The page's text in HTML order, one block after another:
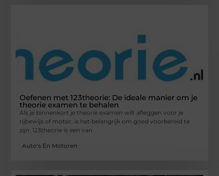
Oefenen met 123theorie: De ideale manier om je
theorie examen te behalen
Als je binnenkort je theorie examen wilt afleggen voor je
rijbewijs of motor, is het belangrijk om goed voorbereid te
zijn. 123theorie is een van
Auto's En Motoren